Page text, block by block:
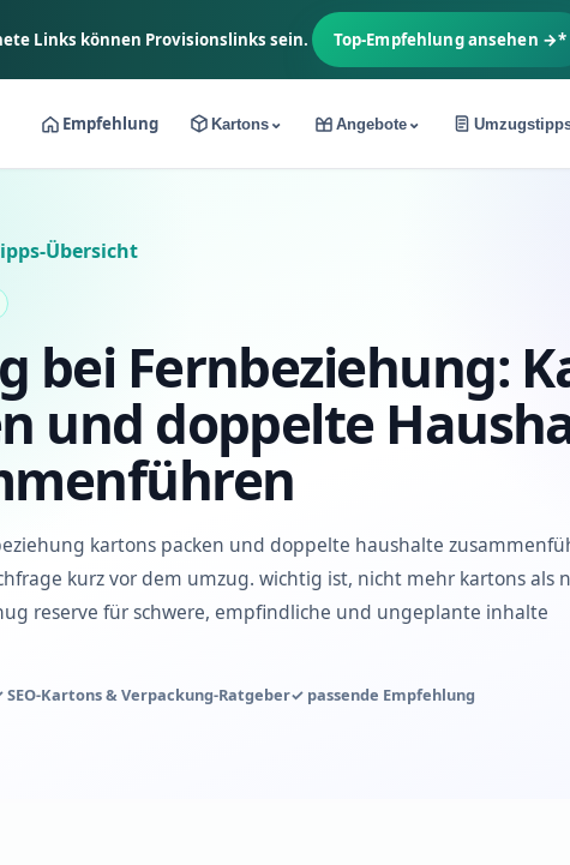
Links können Provisionslinks sein. Top-Empfehlung ansehen →*
Empfehlung Kartons ⌄ Angebote ⌄
Übersicht
bei Fernbeziehung:
und doppelte
kartons packen und doppelte haushalte
kurz vor dem umzug. wichtig ist, nicht mehr kartons als
reserve für schwere, empfindliche und ungeplante inhalte
SEO-Kartons & Verpackung-Ratgeber✓ passende Empfehlung